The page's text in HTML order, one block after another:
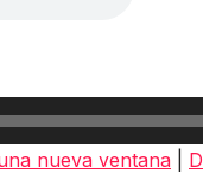
nueva ventana